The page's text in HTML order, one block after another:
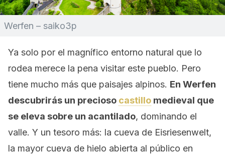
Werfen – saiko3p
Ya solo por el magnífico entorno natural que lo
rodea merece la pena visitar este pueblo. Pero
tiene mucho más que paisajes alpinos. En Werfen
descubrirás un precioso castillo medieval que
se eleva sobre un acantilado, dominando el
valle. Y un tesoro más: la cueva de Eisriesenwelt,
la mayor cueva de hielo abierta al público en